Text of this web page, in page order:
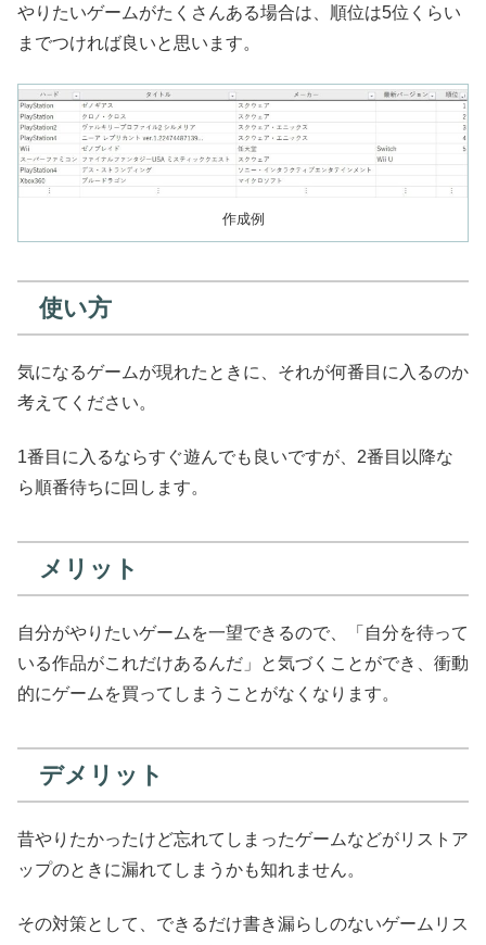
やりたいゲームがたくさんある場合は、順位は5位くらい
までつければ良いと思います。
作成例
使い方
気になるゲームが現れたときに、それが何番目に入るのか
考えてください。
1番目に入るならすぐ遊んでも良いですが、2番目以降な
ら順番待ちに回します。
メリット
自分がやりたいゲームを一望できるので、「自分を待って
いる作品がこれだけあるんだ」と気づくことができ、衝動
的にゲームを買ってしまうことがなくなります。
デメリット
昔やりたかったけど忘れてしまったゲームなどがリストア
ップのときに漏れてしまうかも知れません。
その対策として、できるだけ書き漏らしのないゲームリス